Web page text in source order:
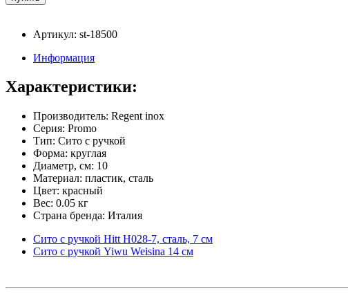
Артикул: st-18500
Информация
Характеристики:
Производитель: Regent inox
Серия: Promo
Тип: Сито с ручкой
Форма: круглая
Диаметр, см: 10
Материал: пластик, сталь
Цвет: красный
Вес: 0.05 кг
Страна бренда: Италия
Сито с ручкой Hitt H028-7, сталь, 7 см
Сито с ручкой Yiwu Weisina 14 см